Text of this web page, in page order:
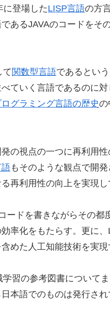
に登場したLISP言語の方
あるJAVAのコードをそ
て 関数型言語であるとい
ていく言語であるのに
ログラミング言語の歴史の
の視点の一つに再利用
もそのような観点で開
再利用性の向上を実現し
ードを書きながらその
率化をもたらす。更に
めた人工知能技術を実現
学習の参考図書について
本語でのものは発行され